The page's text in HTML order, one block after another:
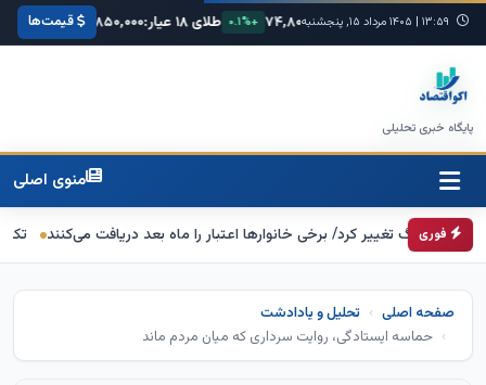
۱۳:۵۹ | ۱۴۰۵ مرداد ۱۵, پنجشنبه ۶۸,۴۲۰ +۰.۳% یورو: ۷۴,۸۰۰ +۰.۱% طلای ۱۸ عیار: ۳,۸۵۰,۰۰۰ +۱.۲% سکه امامی:
قیمت‌ها
پایگاه خبری تحلیلی
منوی اصلی
فوری
تغییر کرد/ برخی خانوارها اعتبار را ماه بعد دریافت می‌کنند تکذیب اعمال ضریب ۲.۷ برای اینترنت بین‌الملل از سوی
صفحه اصلی
تحلیل و یادادشت
حماسه ایستادگی، روایت سرداری که میان مردم ماند